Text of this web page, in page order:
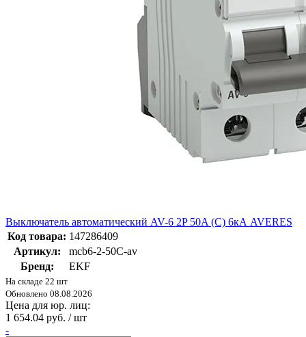
Выключатель автоматический AV-6 2P 50A (C) 6кА AVERES
Код товара: 147286409
Артикул:
mcb6-2-50C-av
Бренд:
EKF
На складе 22 шт
Обновлено 08.08.2026
Цена для юр. лиц:
1 654.04 руб. / шт
-